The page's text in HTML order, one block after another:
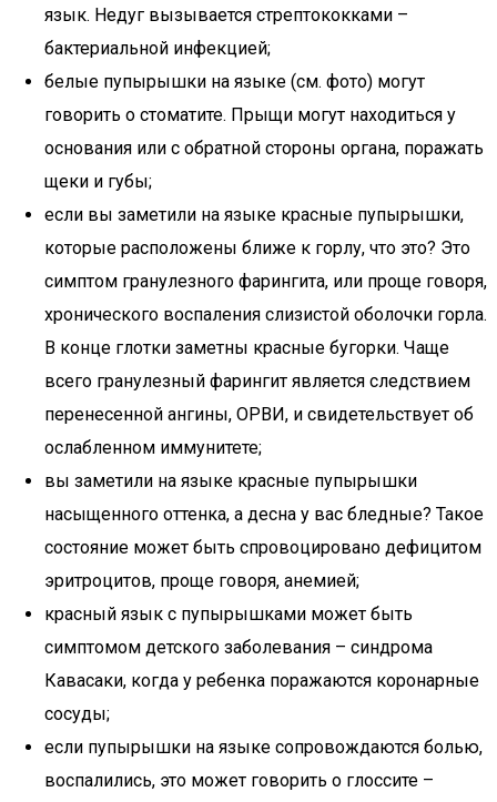
язык. Недуг вызывается стрептококками –
бактериальной инфекцией;
белые пупырышки на языке (см. фото) могут
говорить о стоматите. Прыщи могут находиться у
основания или с обратной стороны органа, поражать
щеки и губы;
если вы заметили на языке красные пупырышки,
которые расположены ближе к горлу, что это? Это
симптом гранулезного фарингита, или проще говоря,
хронического воспаления слизистой оболочки горла.
В конце глотки заметны красные бугорки. Чаще
всего гранулезный фарингит является следствием
перенесенной ангины, ОРВИ, и свидетельствует об
ослабленном иммунитете;
вы заметили на языке красные пупырышки
насыщенного оттенка, а десна у вас бледные? Такое
состояние может быть спровоцировано дефицитом
эритроцитов, проще говоря, анемией;
красный язык с пупырышками может быть
симптомом детского заболевания – синдрома
Кавасаки, когда у ребенка поражаются коронарные
сосуды;
если пупырышки на языке сопровождаются болью,
воспалились, это может говорить о глоссите –